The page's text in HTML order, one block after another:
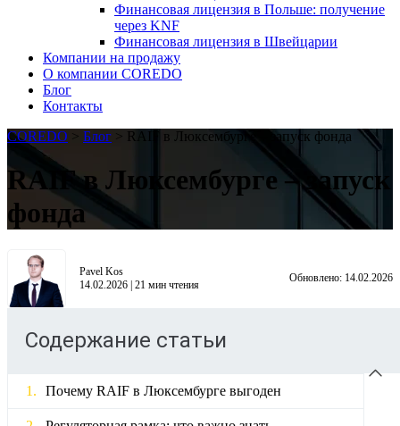
Финансовая лицензия в Польше: получение
через KNF
Финансовая лицензия в Швейцарии
Компании на продажу
О компании COREDO
Блог
Контакты
COREDO > Блог > RAIF в Люксембурге – запуск фонда
RAIF в Люксембурге – запуск
фонда
Pavel Kos
14.02.2026 | 21 мин чтения
Обновлено: 14.02.2026
Содержание статьи
Почему RAIF в Люксембурге выгоден